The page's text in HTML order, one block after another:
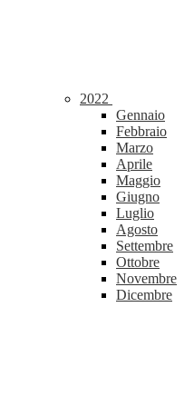
2022
Gennaio
Febbraio
Marzo
Aprile
Maggio
Giugno
Luglio
Agosto
Settembre
Ottobre
Novembre
Dicembre